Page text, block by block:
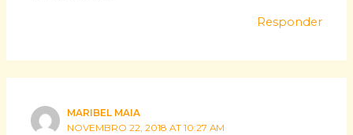
Responder
MARIBEL MAIA
NOVEMBRO 22, 2018 AT 10:27 AM